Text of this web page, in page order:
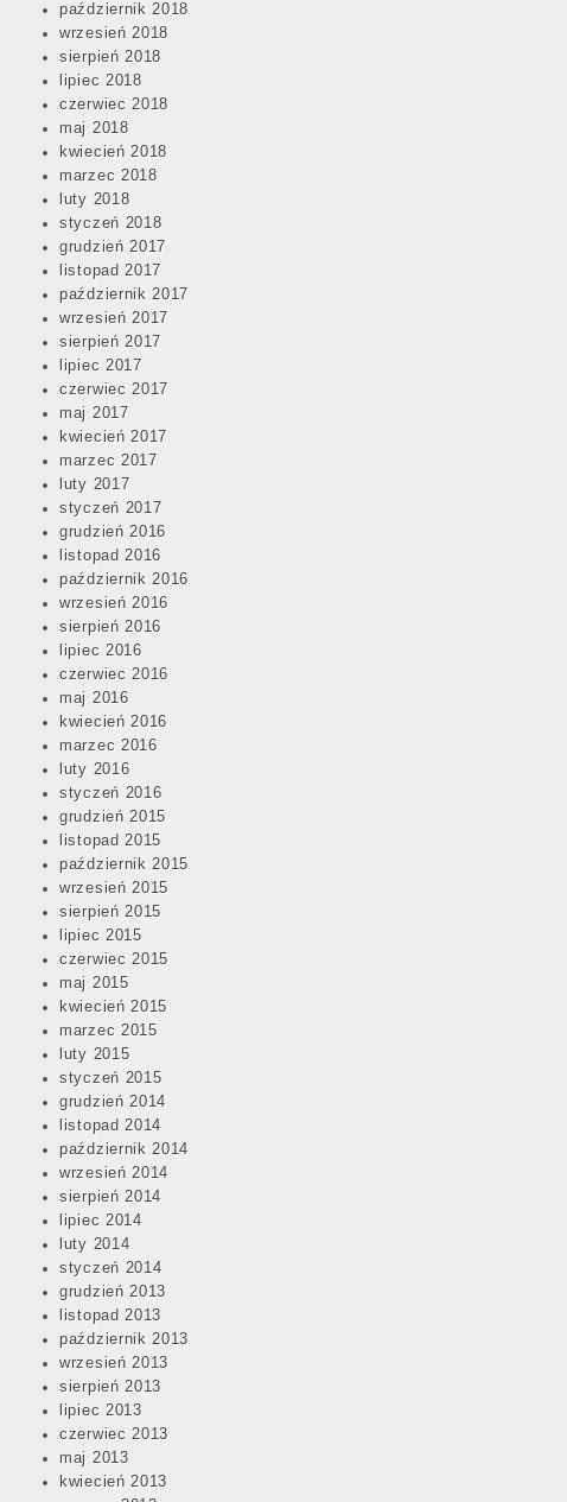
październik 2018
wrzesień 2018
sierpień 2018
lipiec 2018
czerwiec 2018
maj 2018
kwiecień 2018
marzec 2018
luty 2018
styczeń 2018
grudzień 2017
listopad 2017
październik 2017
wrzesień 2017
sierpień 2017
lipiec 2017
czerwiec 2017
maj 2017
kwiecień 2017
marzec 2017
luty 2017
styczeń 2017
grudzień 2016
listopad 2016
październik 2016
wrzesień 2016
sierpień 2016
lipiec 2016
czerwiec 2016
maj 2016
kwiecień 2016
marzec 2016
luty 2016
styczeń 2016
grudzień 2015
listopad 2015
październik 2015
wrzesień 2015
sierpień 2015
lipiec 2015
czerwiec 2015
maj 2015
kwiecień 2015
marzec 2015
luty 2015
styczeń 2015
grudzień 2014
listopad 2014
październik 2014
wrzesień 2014
sierpień 2014
lipiec 2014
luty 2014
styczeń 2014
grudzień 2013
listopad 2013
październik 2013
wrzesień 2013
sierpień 2013
lipiec 2013
czerwiec 2013
maj 2013
kwiecień 2013